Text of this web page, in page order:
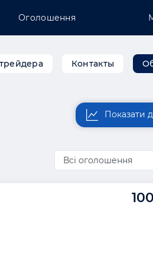
Оголошення
Контакты
Показати